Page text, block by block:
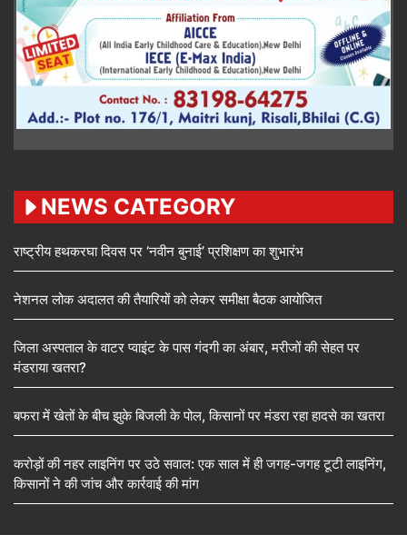
NEWS CATEGORY
राष्ट्रीय हथकरघा दिवस पर ‘नवीन बुनाई’ प्रशिक्षण का शुभारंभ
नेशनल लोक अदालत की तैयारियों को लेकर समीक्षा बैठक आयोजित
जिला अस्पताल के वाटर प्वाइंट के पास गंदगी का अंबार, मरीजों की सेहत पर
मंडराया खतरा?
बफरा में खेतों के बीच झुके बिजली के पोल, किसानों पर मंडरा रहा हादसे का खतरा
करोड़ों की नहर लाइनिंग पर उठे सवाल: एक साल में ही जगह-जगह टूटी लाइनिंग,
किसानों ने की जांच और कार्रवाई की मांग